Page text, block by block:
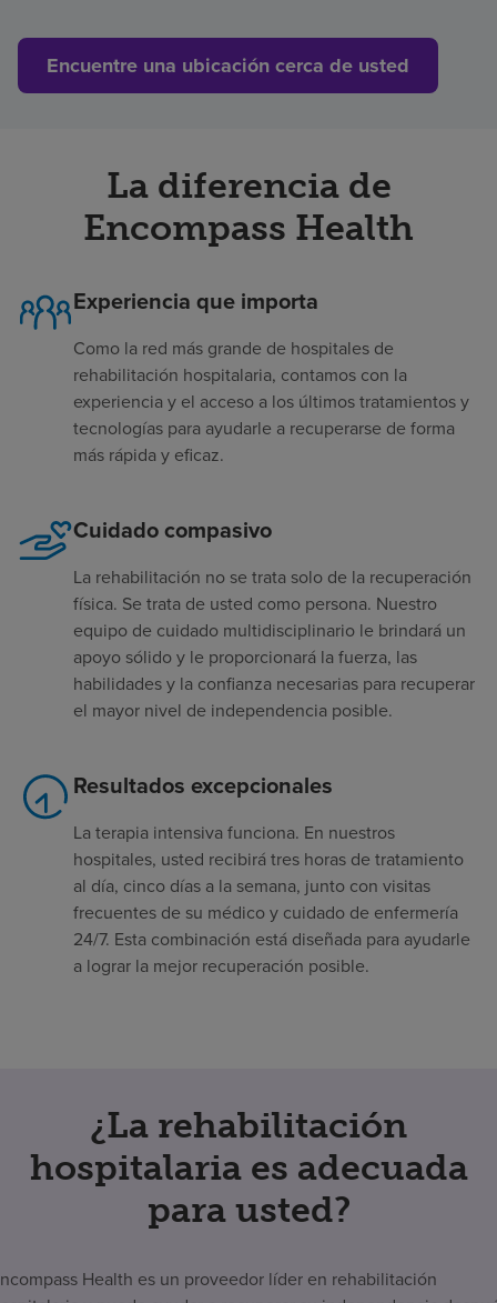
Encuentre una ubicación cerca de usted
La diferencia de
Encompass Health
Experiencia que importa
Como la red más grande de hospitales de
rehabilitación hospitalaria, contamos con la
experiencia y el acceso a los últimos tratamientos y
tecnologías para ayudarle a recuperarse de forma
más rápida y eficaz.
Cuidado compasivo
La rehabilitación no se trata solo de la recuperación
física. Se trata de usted como persona. Nuestro
equipo de cuidado multidisciplinario le brindará un
apoyo sólido y le proporcionará la fuerza, las
habilidades y la confianza necesarias para recuperar
el mayor nivel de independencia posible.
Resultados excepcionales
La terapia intensiva funciona. En nuestros
hospitales, usted recibirá tres horas de tratamiento
al día, cinco días a la semana, junto con visitas
frecuentes de su médico y cuidado de enfermería
24/7. Esta combinación está diseñada para ayudarle
a lograr la mejor recuperación posible.
¿La rehabilitación
hospitalaria es adecuada
para usted?
Health es un proveedor líder en rehabilitación